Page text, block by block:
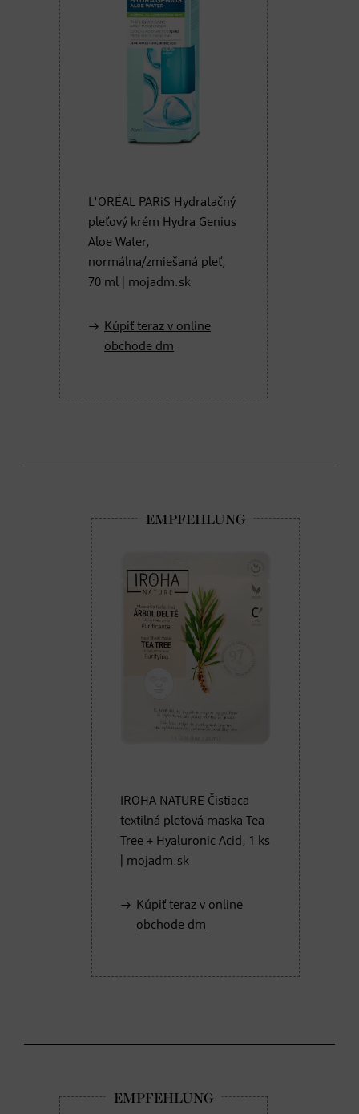
L'ORÉAL PARiS Hydratačný
pleťový krém Hydra Genius
Aloe Water,
normálna/zmiešaná pleť,
70 ml | mojadm.sk
Kúpiť teraz v online
obchode dm
IROHA NATURE Čistiaca
textilná pleťová maska Tea
Tree + Hyaluronic Acid, 1 ks
| mojadm.sk
Kúpiť teraz v online
obchode dm